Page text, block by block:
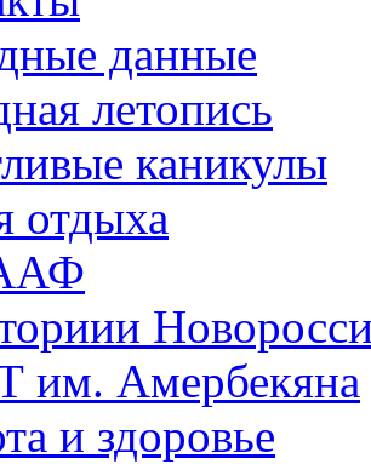
данные
летопись
каникулы
отдыха
Амербекяна
и здоровье